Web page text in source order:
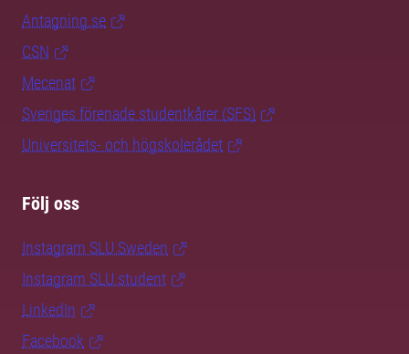
Antagning.se
CSN
Mecenat
Sveriges förenade studentkårer (SFS)
Universitets- och högskolerådet
Följ oss
Instagram SLU.Sweden
Instagram SLU.student
LinkedIn
Facebook